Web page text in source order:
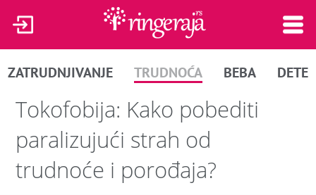
ZATRUDNJIVANJE TRUDNOĆA BEBA DETE
Tokofobija: Kako pobediti
paralizujući strah od
trudnoće i porođaja?